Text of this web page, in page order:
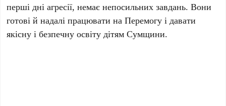
перші дні агресії, немає непосильних завдань. Вони
готові й надалі працювати на Перемогу і давати
якісну і безпечну освіту дітям Сумщини.